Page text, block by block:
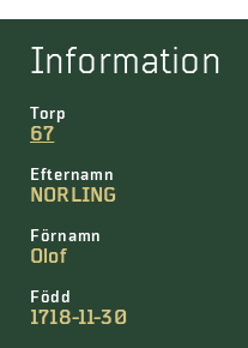
Information
Torp
67
Efternamn
NORLING
Förnamn
Olof
Född
1718-11-30